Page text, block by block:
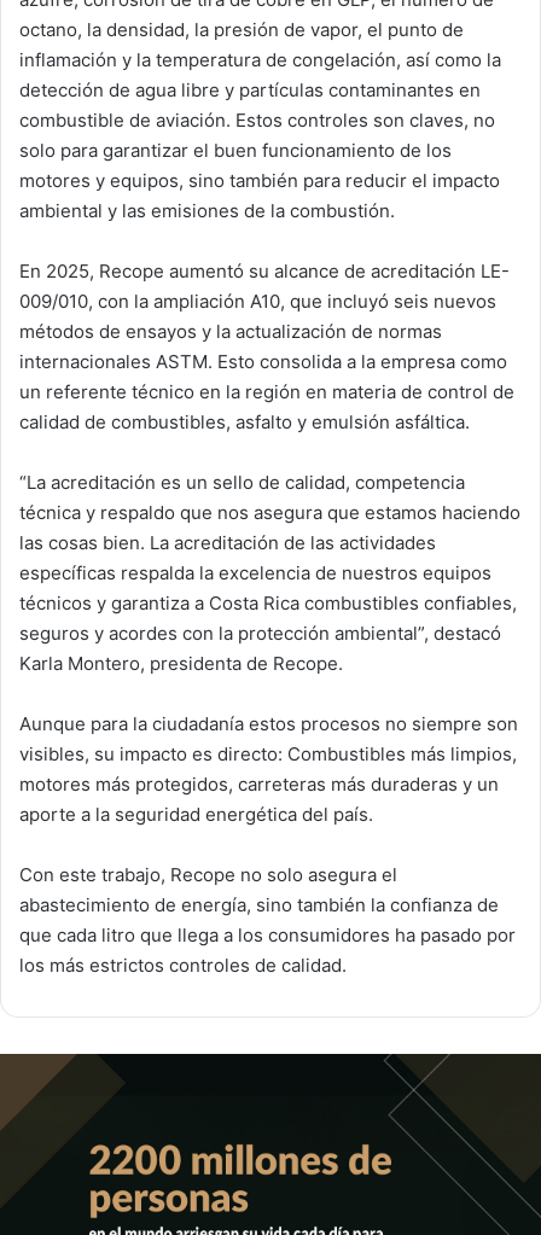
octano, la densidad, la presión de vapor, el punto de
inflamación y la temperatura de congelación, así como la
detección de agua libre y partículas contaminantes en
combustible de aviación. Estos controles son claves, no
solo para garantizar el buen funcionamiento de los
motores y equipos, sino también para reducir el impacto
ambiental y las emisiones de la combustión.
En 2025, Recope aumentó su alcance de acreditación LE-
009/010, con la ampliación A10, que incluyó seis nuevos
métodos de ensayos y la actualización de normas
internacionales ASTM. Esto consolida a la empresa como
un referente técnico en la región en materia de control de
calidad de combustibles, asfalto y emulsión asfáltica.
“La acreditación es un sello de calidad, competencia
técnica y respaldo que nos asegura que estamos haciendo
las cosas bien. La acreditación de las actividades
específicas respalda la excelencia de nuestros equipos
técnicos y garantiza a Costa Rica combustibles confiables,
seguros y acordes con la protección ambiental”, destacó
Karla Montero, presidenta de Recope.
Aunque para la ciudadanía estos procesos no siempre son
visibles, su impacto es directo: Combustibles más limpios,
motores más protegidos, carreteras más duraderas y un
aporte a la seguridad energética del país.
Con este trabajo, Recope no solo asegura el
abastecimiento de energía, sino también la confianza de
que cada litro que llega a los consumidores ha pasado por
los más estrictos controles de calidad.